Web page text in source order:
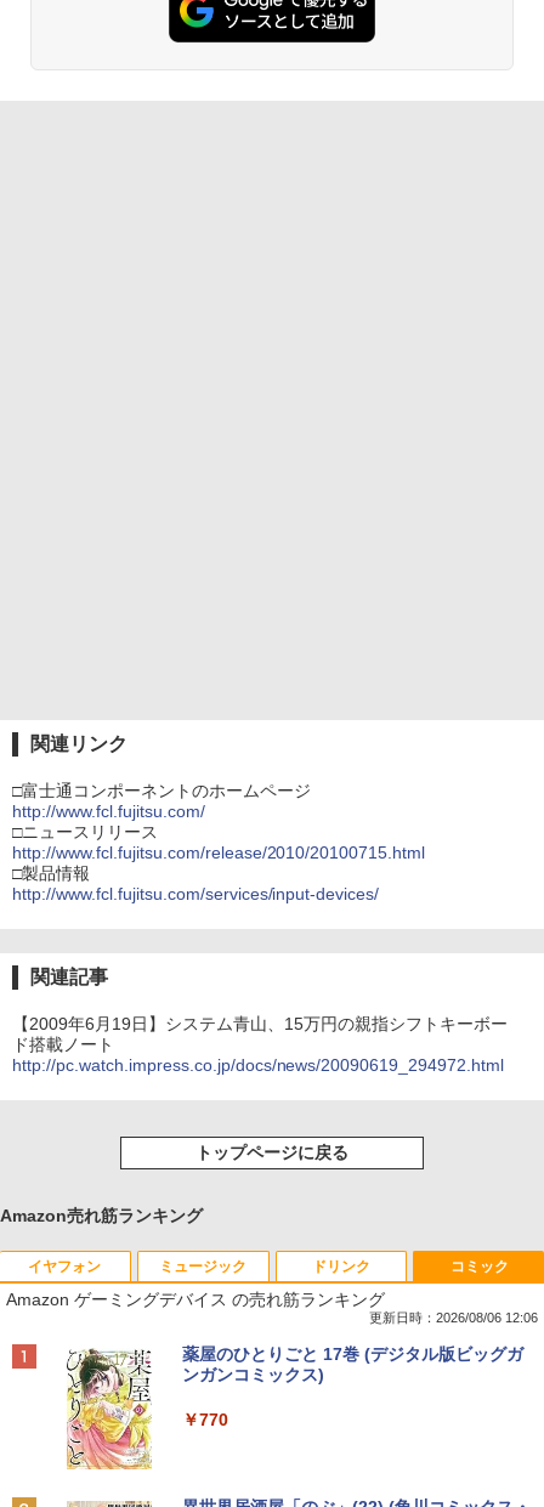
関連リンク
□富士通コンポーネントのホームページ
http://www.fcl.fujitsu.com/
□ニュースリリース
http://www.fcl.fujitsu.com/release/2010/20100715.html
□製品情報
http://www.fcl.fujitsu.com/services/input-devices/
関連記事
【2009年6月19日】システム青山、15万円の親指シフトキーボー
ド搭載ノート
http://pc.watch.impress.co.jp/docs/news/20090619_294972.html
トップページに戻る
Amazon売れ筋ランキング
イヤフォン
Anker Soundcore P40i オフホワイト
ミュージック
BRUCE WAYNE feat. Flo Milli, ATL Jacob
[Explicit]
￥250
ドリンク
by Amazon 天然水 ラベルレス 500ml ×24本
富士山の天然水 バナジウム含有 水 ミネラル
ットル (Smart Basic)
コミック
Amazon ゲーミングデバイス の売れ筋ランキング
更新日時：2026/08/06 12:06
薬屋のひとりごと 17巻 (デジタル版ビッグガ
ンガンコミックス)
￥770